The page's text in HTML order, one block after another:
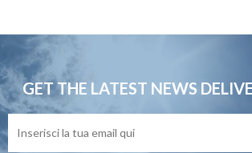
GET THE LATEST NEWS